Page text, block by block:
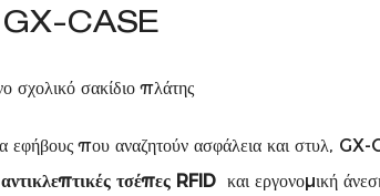
GX-CASE
σχολικό σακίδιο πλάτης
εφήβους που αναζητούν ασφάλεια και στυλ, GX-
αντικλεπτικές τσέπες RFID και εργονομική